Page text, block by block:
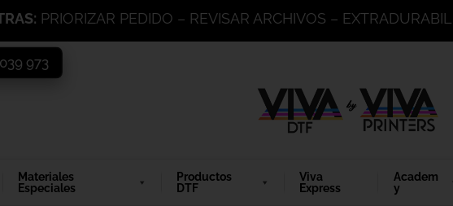
PRIORIZAR PEDIDO – REVISAR ARCHIVOS –
973
Materiales
Especiales
Productos
DTF
Viva
Express
Academ
y